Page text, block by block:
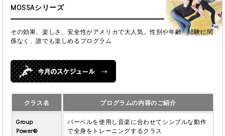
MOSSAシリーズ
その効果、楽しさ、安全性がアメリカで大人気。性別や年齢、経験に関
係なく、誰でも楽しめるプログラム
クラス名 プログラムの内容のご紹介
Group
Power®
バーベルを使用し音楽に合わせてシンプルな動作
で全身をトレーニングするクラス